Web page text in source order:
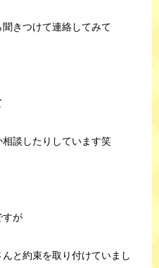
きつけて連絡してみて
談したりしています笑
すが
と約束を取り付けていまし